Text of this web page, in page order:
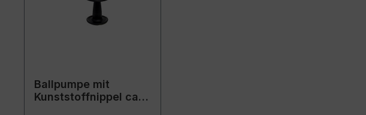
Ballpumpe mit
Kunststoffnippel ca.